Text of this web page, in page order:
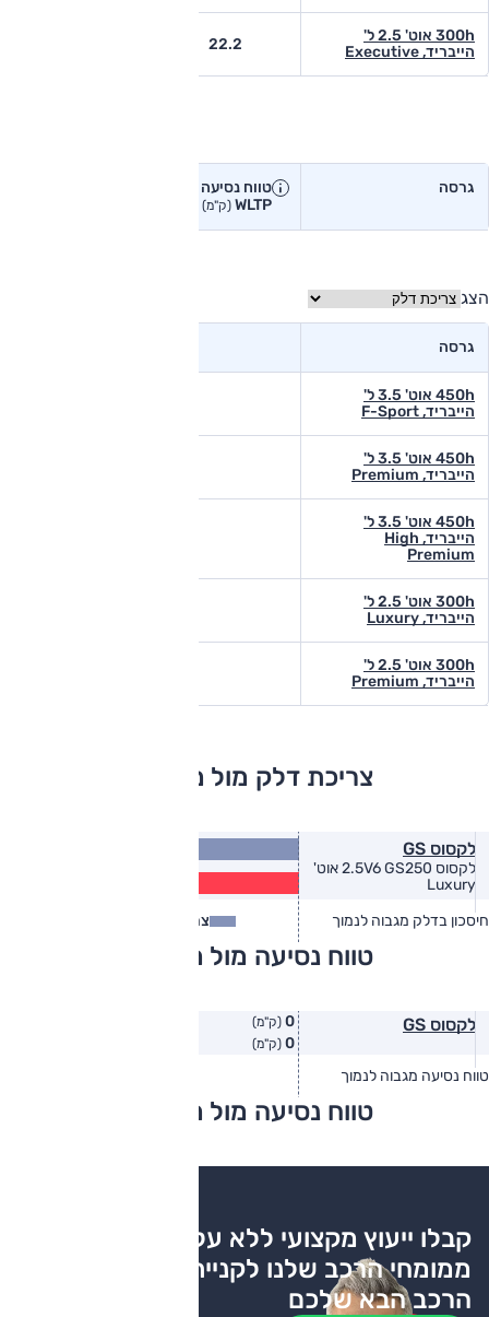
300h אוט' 2.5 ל'
הייבריד, Executive
22.2
גרסה
טווח נסיעה יצרן
WLTP(ק"מ)
הצג
גרסה
450h אוט' 3.5 ל'
הייבריד, F-Sport
450h אוט' 3.5 ל'
הייבריד, Premium
450h אוט' 3.5 ל'
הייבריד, High
Premium
300h אוט' 2.5 ל'
הייבריד, Luxury
300h אוט' 2.5 ל'
הייבריד, Premium
צריכת דלק מול מתחרים
לקסוס GS
לקסוס 2.5V6 GS250 אוט'
Luxury
חיסכון בדלק מגבוה לנמוך צריכת דלק
טווח נסיעה מול מתחרים
לקסוס GS 0 (ק"מ)
0 (ק"מ)
טווח נסיעה מגבוה לנמוך
טווח נסיעה מול מתחרים
קבלו ייעוץ מקצועי ללא עלות
ממומחי הרכב שלנו לקניית
הרכב הבא שלכם